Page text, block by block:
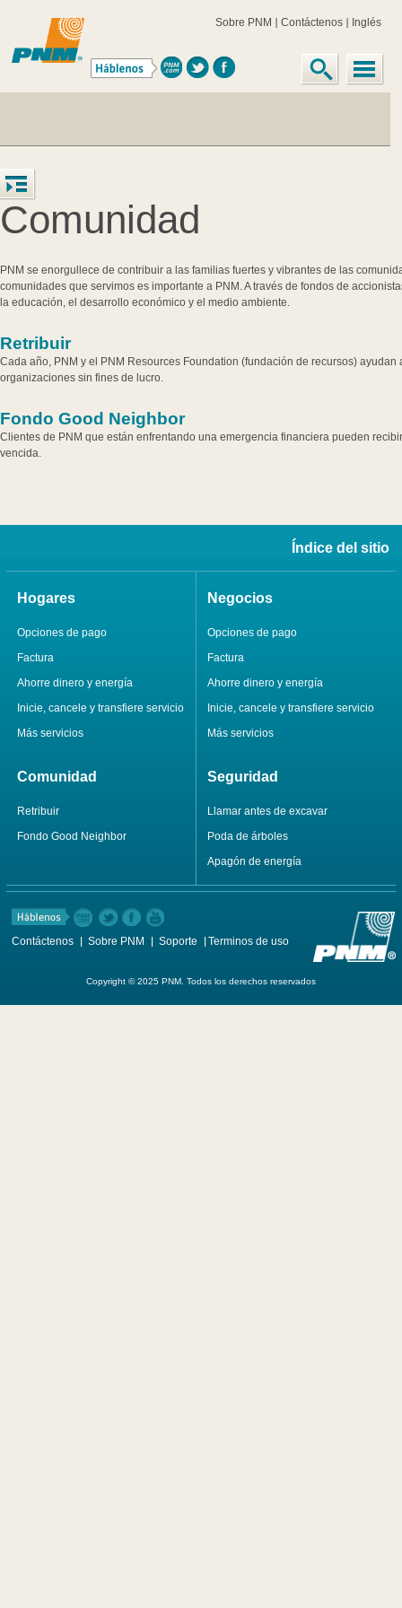
Sobre PNM Contáctenos Inglés
Comunidad
PNM se enorgullece de contribuir a las familias fuertes y vibrantes de las
comunidades que servimos es importante a PNM. A través de fondos de
la educación, el desarrollo económico y el medio ambiente.
Retribuir
Cada año, PNM y el PNM Resources Foundation (fundación de recursos)
organizaciones sin fines de lucro.
Fondo Good Neighbor
Clientes de PNM que están enfrentando una emergencia financiera pueden
vencida.
Índice del sitio
Hogares
Opciones de pago
Factura
Ahorre dinero y energía
Inicie, cancele y transfiere servicio
Más servicios
Negocios
Opciones de pago
Factura
Ahorre dinero y energía
Inicie, cancele y transfiere servicio
Más servicios
Comunidad
Retribuir
Fondo Good Neighbor
Seguridad
Llamar antes de excavar
Poda de árboles
Apagón de energía
Contáctenos Sobre PNM Soporte Terminos de uso
Copyright © 2025 PNM. Todos los derechos reservados